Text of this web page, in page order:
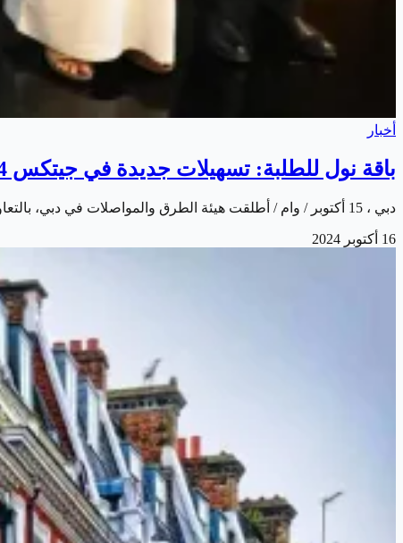
أخبار
باقة نول للطلبة: تسهيلات جديدة في جيتكس 2024
دبي ، 15 أكتوبر / وام / أطلقت هيئة الطرق والمواصلات في دبي، بالتعاون مع الرابطة الدولية للبطاقات الطلابية، "باقة نول للطلبة" التي توفر مزايا متعددة ومفيدة…
16 أكتوبر 2024